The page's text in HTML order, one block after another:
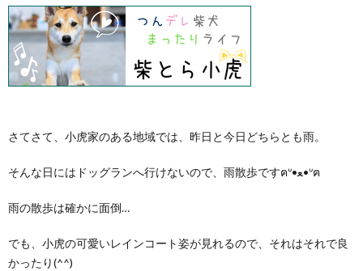
さてさて、小虎家のある地域では、昨日と今日どちらとも雨。
そんな日にはドッグランへ行けないので、雨散歩ですฅᐡ•ﻌ•ᐡฅ
雨の散歩は確かに面倒…
でも、小虎の可愛いレインコート姿が見れるので、それはそれで良
かったり(^^)